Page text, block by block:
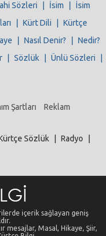
Sözleri İsim
İsim
Kürt Dili
Kürtçe
Nasıl Denir?
Nedir?
Sözlük Ünlü Sözleri
Şartları Reklam
Sözlük Radyo
içerik sağlayan geniş
mesajlar, Masal, Hikaye, Şiir,